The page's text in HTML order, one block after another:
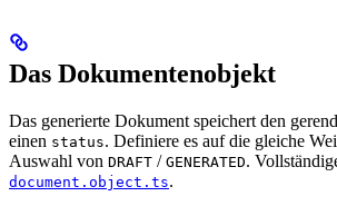
Das Dokumentenobjekt
Das generierte Dokument speichert den
einen status. Definiere es auf die gleiche
Auswahl von DRAFT / GENERATED.
document.object.ts.